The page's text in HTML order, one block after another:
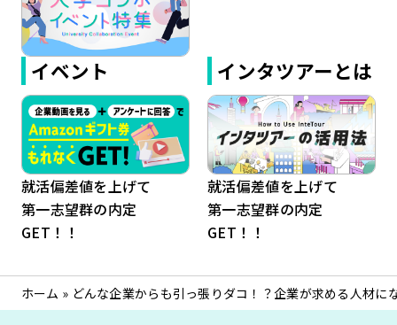
イベント
就活偏差値を上げて
第一志望群の内定
GET！！
インタツアーとは
就活偏差値を上げて
第一志望群の内定
GET！！
ホーム » どんな企業からも引っ張りダコ！？企業が求める人材